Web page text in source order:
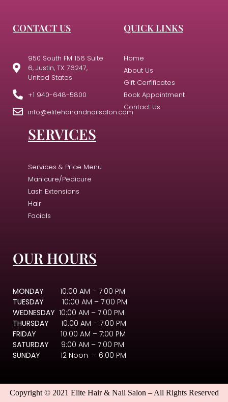
CONTACT US
950 South FM 156 Suite
6, Justin, TX 76247,
United States
+1 940-648-5800
info@elitehairandnailsalon.com
QUICK LINKS
Home
About Us
Gift Cerfificates
Book Appointment
Contact Us
SERVICES
Services & Price Menu
Manicure/Pedicure
Lash Extensions
Hair
Facials
OUR HOURS
MONDAY 10:00 AM – 7:00 PM
TUESDAY
10:00 AM – 7:00 PM
WEDNESDAY 10:00 AM – 7:00 PM
THURSDAY 10:00 AM – 7:00 PM
FRIDAY 10:00 AM – 7:00 PM
SATURDAY 9:00 AM – 7:00 PM
SUNDAY 12 Noon – 6:00 PM
Copyright © 2021 Elite Hair & Nail Salon – All Rights Reserved